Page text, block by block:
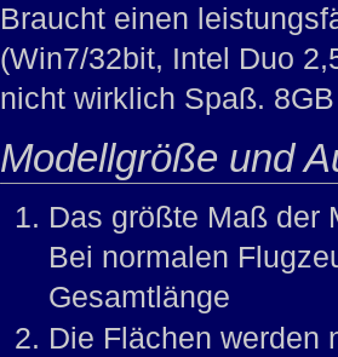
Braucht einen
(Win7/32bit, Intel Duo
nicht wirklich Spaß.
Modellgröße und
Das größte Maß der
Bei normalen
Gesamtlänge
Die Flächen werden